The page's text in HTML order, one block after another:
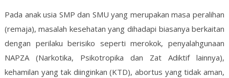
Pada anak usia SMP dan SMU yang merupakan masa peralihan
(remaja), masalah kesehatan yang dihadapi biasanya berkaitan
dengan perilaku berisiko seperti merokok, penyalahgunaan
NAPZA (Narkotika, Psikotropika dan Zat Adiktif lainnya),
kehamilan yang tak diinginkan (KTD), abortus yang tidak aman,